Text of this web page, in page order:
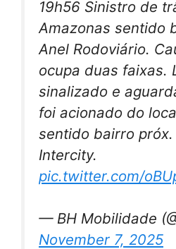
19h56 Sinistro de
Amazonas sentido
Anel Rodoviário.
ocupa duas faixas.
sinalizado e
foi acionado do
sentido bairro
Intercity.
pic.twitter.com/
— BH Mobilidade
November 7, 2025